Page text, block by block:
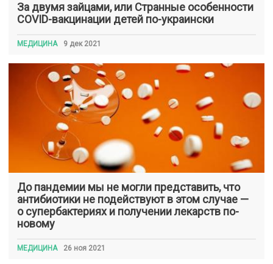
За двумя зайцами, или Странные особенности
COVID-вакцинации детей по-украински
МЕДИЦИНА 9 дек 2021
До пандемии мы не могли представить, что
антибиотики не подействуют в этом случае —
о супербактериях и получении лекарств по-
новому
МЕДИЦИНА 26 ноя 2021